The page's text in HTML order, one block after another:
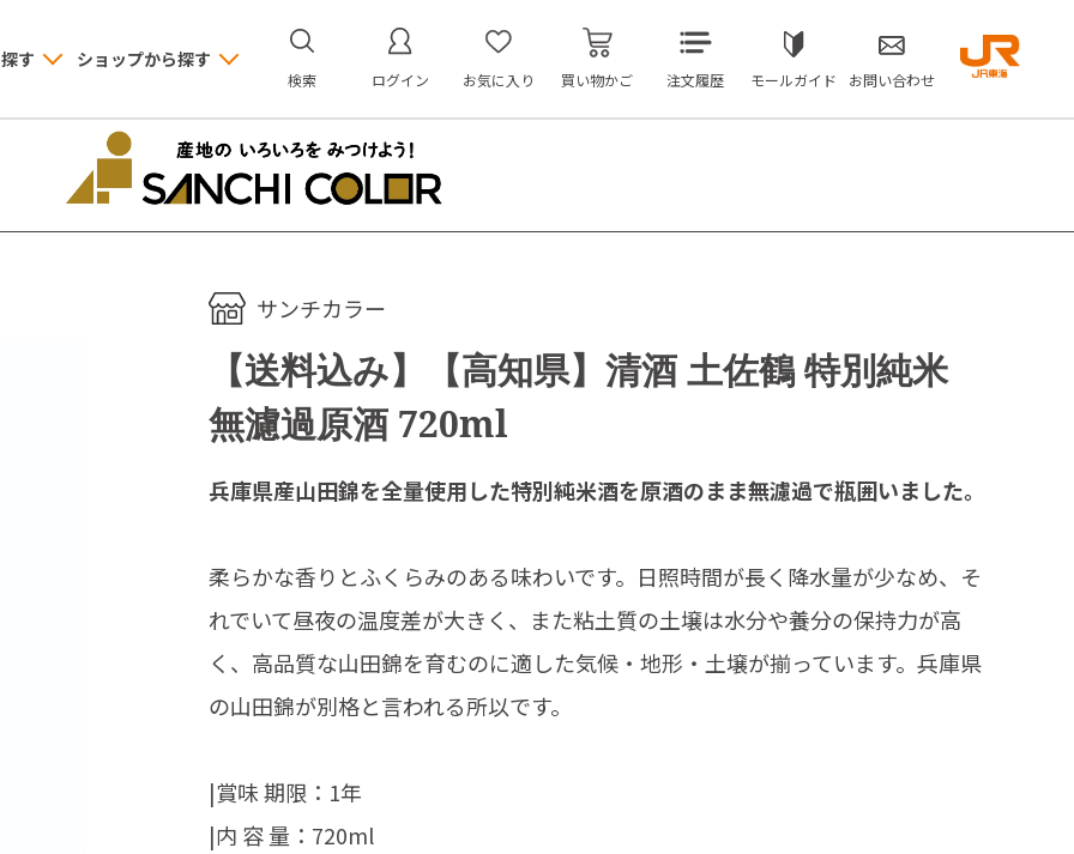
す ショップから探す
検索 ログイン お気に入り 買い物かご 注文履歴 モールガイド お問い合わせ
サンチカラー
【送料込み】【高知県】清酒 土佐鶴 特別純米
無濾過原酒 720ml
兵庫県産山田錦を全量使用した特別純米酒を原酒のまま無濾過で瓶囲いました。
柔らかな香りとふくらみのある味わいです。日照時間が長く降水量が少なめ、そ
れでいて昼夜の温度差が大きく、また粘土質の土壌は水分や養分の保持力が高
く、高品質な山田錦を育むのに適した気候・地形・土壌が揃っています。兵庫県
の山田錦が別格と言われる所以です。
|賞味 期限：1年
|内 容 量：720ml